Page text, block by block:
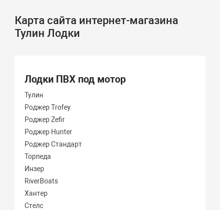
Карта сайта интернет-магазина
Тулин Лодки
Лодки ПВХ под мотор
Тулин
Роджер Trofey
Роджер Zefir
Роджер Hunter
Роджер Стандарт
Торпеда
Инзер
RiverBoats
Хантер
Стелс